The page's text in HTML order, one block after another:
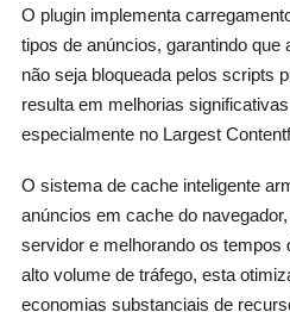
O plugin implementa
tipos de anúncios, garantindo que
não seja bloqueada pelos scripts
resulta em melhorias
especialmente no Largest
O sistema de cache inteligente
anúncios em cache do
servidor e melhorando os
alto volume de tráfego, esta
economias substanciais de